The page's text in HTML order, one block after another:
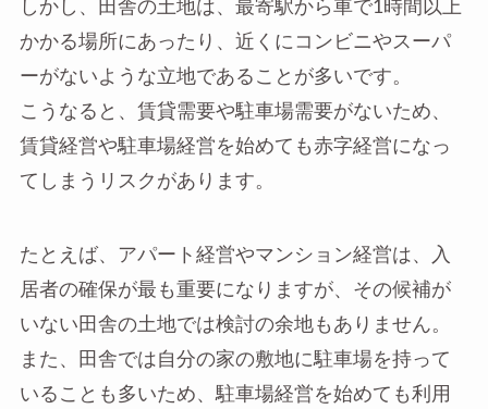
しかし、田舎の土地は、最寄駅から車で1時間以上
かかる場所にあったり、近くにコンビニやスーパ
ーがないような立地であることが多いです。
こうなると、賃貸需要や駐車場需要がないため、
賃貸経営や駐車場経営を始めても赤字経営になっ
てしまうリスクがあります。
たとえば、アパート経営やマンション経営は、入
居者の確保が最も重要になりますが、その候補が
いない田舎の土地では検討の余地もありません。
また、田舎では自分の家の敷地に駐車場を持って
いることも多いため、駐車場経営を始めても利用